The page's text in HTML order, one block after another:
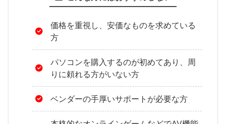
価格を重視し、安価なものを求めている
方
パソコンを購入するのが初めてあり、周
りに頼れる方がいない方
ベンダーの手厚いサポートが必要な方